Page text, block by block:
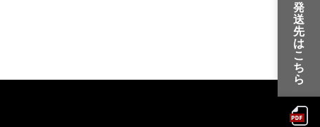
発
送
先
は
こ
ち
ら